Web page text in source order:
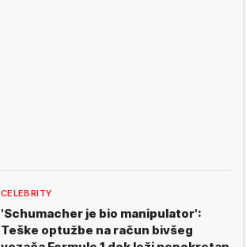
CELEBRITY
'Schumacher je bio manipulator':
Teške optužbe na račun bivšeg